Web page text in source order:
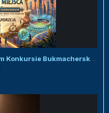
Honorowy dyplom w Malawijskim Konkursie Bukmacherskim :)